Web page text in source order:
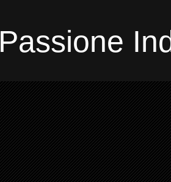
Passione